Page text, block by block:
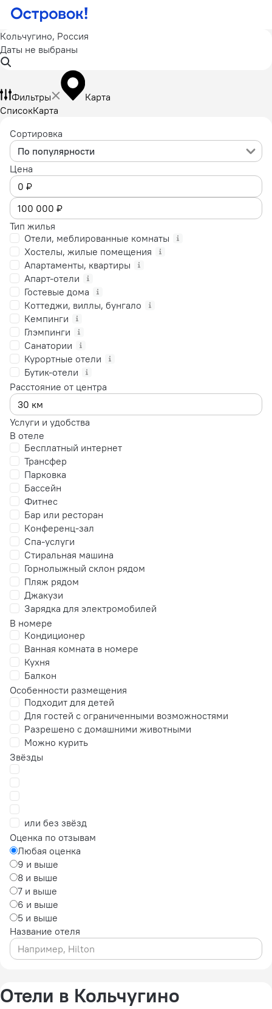
Кольчугино, Россия
Даты не выбраны
Фильтры
Карта
СписокКарта
Сортировка
По популярности
Цена
Тип жилья
Отели, меблированные комнаты
Хостелы, жилые помещения
Апартаменты, квартиры
Апарт-отели
Гостевые дома
Коттеджи, виллы, бунгало
Кемпинги
Глэмпинги
Санатории
Курортные отели
Бутик-отели
Расстояние от центра
Услуги и удобства
В отеле
Бесплатный интернет
Трансфер
Парковка
Бассейн
Фитнес
Бар или ресторан
Конференц-зал
Спа-услуги
Стиральная машина
Горнолыжный склон рядом
Пляж рядом
Джакузи
Зарядка для электромобилей
В номере
Кондиционер
Ванная комната в номере
Кухня
Балкон
Особенности размещения
Подходит для детей
Для гостей с ограниченными возможностями
Разрешено с домашними животными
Можно курить
Звёзды
или без звёзд
Оценка по отзывам
Любая оценка
9 и выше
8 и выше
7 и выше
6 и выше
5 и выше
Название отеля
Отели в Кольчугино